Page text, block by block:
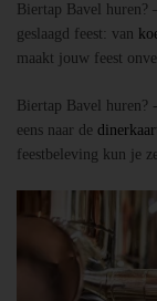
Biertap Bavel
geslaagd feest: van
maakt jouw feest
Biertap Bavel
eens naar de
feestbeleving kun je